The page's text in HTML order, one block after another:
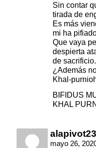
Sin contar
tirada de
Es más
mi ha
Que vaya
despierta
de sacrificio.
¿Además
Khal-
BIFIDUS
KHAL
alapivot23
mayo 26,